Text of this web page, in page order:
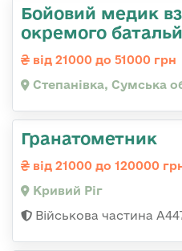
Бойовий медик
окремого
від 21000 до 51000 грн
Степанівка, Сумська
Гранатометник
від 21000 до 120000
Кривий Ріг
Військова частина